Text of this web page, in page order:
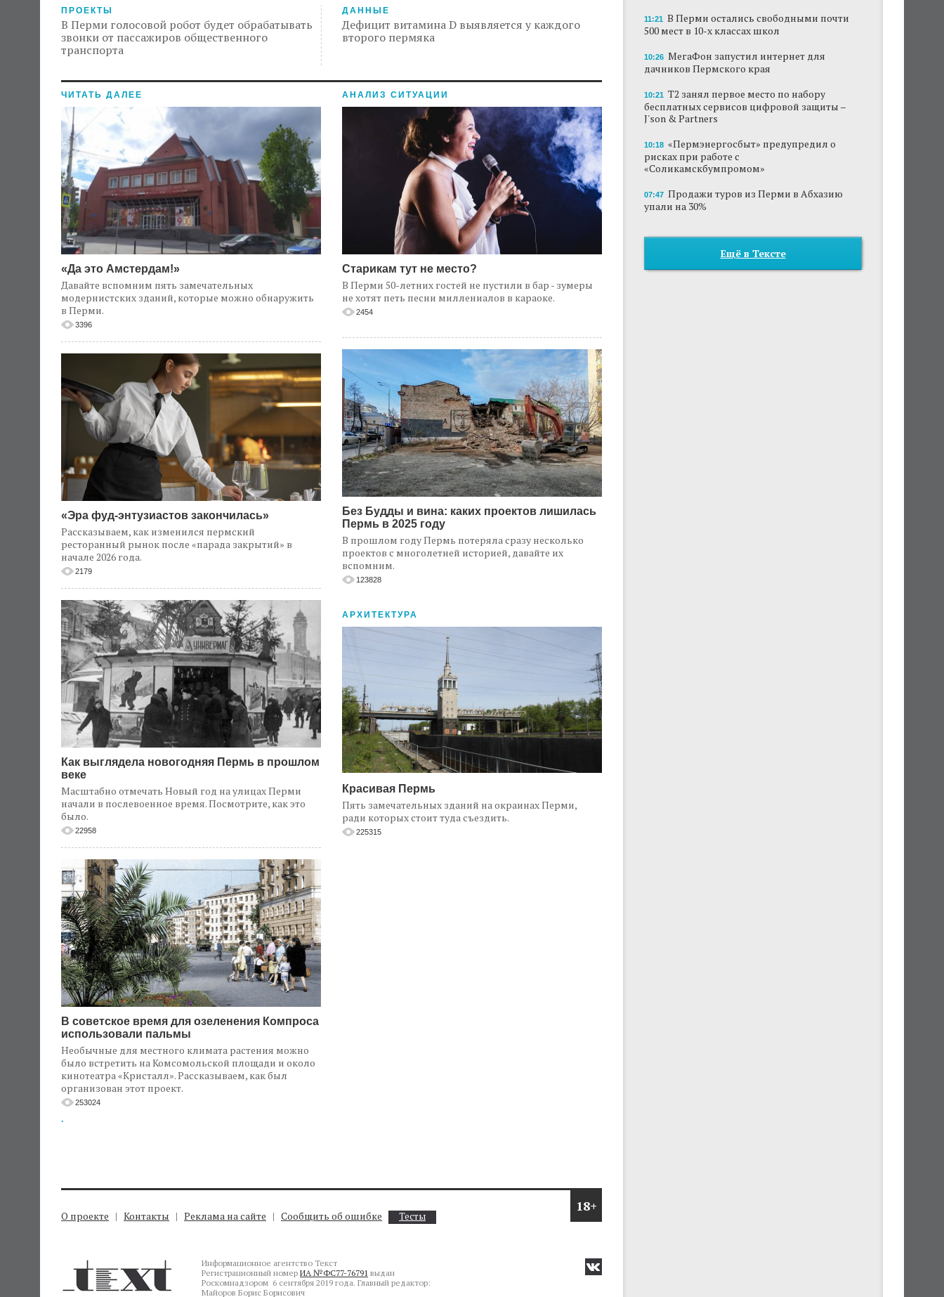
ПРОЕКТЫ
В Перми голосовой робот будет обрабатывать
звонки от пассажиров общественного
транспорта
ДАННЫЕ
Дефицит витамина D выявляется у каждого
второго пермяка
ЧИТАТЬ ДАЛЕЕ
«Да это Амстердам!»
Давайте вспомним пять замечательных
модернистских зданий, которые можно обнаружить
в Перми.
3396
«Эра фуд-энтузиастов закончилась»
Рассказываем, как изменился пермский
ресторанный рынок после «парада закрытий» в
начале 2026 года.
2179
Как выглядела новогодняя Пермь в прошлом
веке
Масштабно отмечать Новый год на улицах Перми
начали в послевоенное время. Посмотрите, как это
было.
22958
В советское время для озеленения Компроса
использовали пальмы
Необычные для местного климата растения можно
было встретить на Комсомольской площади и около
кинотеатра «Кристалл». Рассказываем, как был
организован этот проект.
253024
.
АНАЛИЗ СИТУАЦИИ
Старикам тут не место?
В Перми 50-летних гостей не пустили в бар - зумеры
не хотят петь песни миллениалов в караоке.
2454
Без Будды и вина: каких проектов лишилась
Пермь в 2025 году
В прошлом году Пермь потеряла сразу несколько
проектов с многолетней историей, давайте их
вспомним.
123828
АРХИТЕКТУРА
Красивая Пермь
Пять замечательных зданий на окраинах Перми,
ради которых стоит туда съездить.
225315
18+
О проекте Контакты Реклама на сайте Сообщить об ошибке Тесты
Информационное агентство Текст
Регистрационный номер ИА №ФС77-76791 выдан
Роскомнадзором 6 сентября 2019 года. Главный редактор:
Майоров Борис Борисович
11:21 В Перми остались свободными почти
500 мест в 10-х классах школ
10:26 МегаФон запустил интернет для
дачников Пермского края
10:21 Т2 занял первое место по набору
бесплатных сервисов цифровой защиты –
J'son & Partners
10:18 «Пермэнергосбыт» предупредил о
рисках при работе с
«Соликамскбумпромом»
07:47 Продажи туров из Перми в Абхазию
упали на 30%
Ещё в Тексте